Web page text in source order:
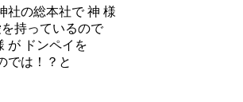
社の総本社で 神 様
持っているので
が ドンペイを
では！？と